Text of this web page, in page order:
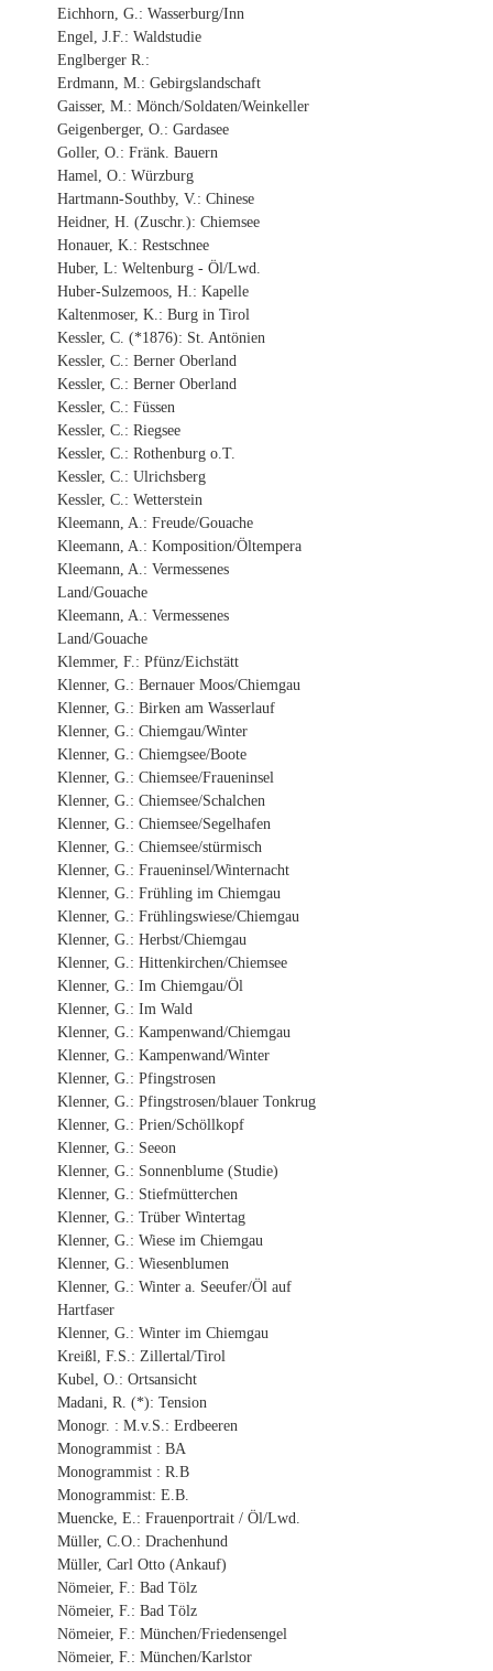
Eichhorn, G.: Wasserburg/Inn
Engel, J.F.: Waldstudie
Englberger R.:
Erdmann, M.: Gebirgslandschaft
Gaisser, M.: Mönch/Soldaten/Weinkeller
Geigenberger, O.: Gardasee
Goller, O.: Fränk. Bauern
Hamel, O.: Würzburg
Hartmann-Southby, V.: Chinese
Heidner, H. (Zuschr.): Chiemsee
Honauer, K.: Restschnee
Huber, L: Weltenburg - Öl/Lwd.
Huber-Sulzemoos, H.: Kapelle
Kaltenmoser, K.: Burg in Tirol
Kessler, C. (*1876): St. Antönien
Kessler, C.: Berner Oberland
Kessler, C.: Berner Oberland
Kessler, C.: Füssen
Kessler, C.: Riegsee
Kessler, C.: Rothenburg o.T.
Kessler, C.: Ulrichsberg
Kessler, C.: Wetterstein
Kleemann, A.: Freude/Gouache
Kleemann, A.: Komposition/Öltempera
Kleemann, A.: Vermessenes
Land/Gouache
Kleemann, A.: Vermessenes
Land/Gouache
Klemmer, F.: Pfünz/Eichstätt
Klenner, G.: Bernauer Moos/Chiemgau
Klenner, G.: Birken am Wasserlauf
Klenner, G.: Chiemgau/Winter
Klenner, G.: Chiemgsee/Boote
Klenner, G.: Chiemsee/Fraueninsel
Klenner, G.: Chiemsee/Schalchen
Klenner, G.: Chiemsee/Segelhafen
Klenner, G.: Chiemsee/stürmisch
Klenner, G.: Fraueninsel/Winternacht
Klenner, G.: Frühling im Chiemgau
Klenner, G.: Frühlingswiese/Chiemgau
Klenner, G.: Herbst/Chiemgau
Klenner, G.: Hittenkirchen/Chiemsee
Klenner, G.: Im Chiemgau/Öl
Klenner, G.: Im Wald
Klenner, G.: Kampenwand/Chiemgau
Klenner, G.: Kampenwand/Winter
Klenner, G.: Pfingstrosen
Klenner, G.: Pfingstrosen/blauer Tonkrug
Klenner, G.: Prien/Schöllkopf
Klenner, G.: Seeon
Klenner, G.: Sonnenblume (Studie)
Klenner, G.: Stiefmütterchen
Klenner, G.: Trüber Wintertag
Klenner, G.: Wiese im Chiemgau
Klenner, G.: Wiesenblumen
Klenner, G.: Winter a. Seeufer/Öl auf
Hartfaser
Klenner, G.: Winter im Chiemgau
Kreißl, F.S.: Zillertal/Tirol
Kubel, O.: Ortsansicht
Madani, R. (*): Tension
Monogr. : M.v.S.: Erdbeeren
Monogrammist : BA
Monogrammist : R.B
Monogrammist: E.B.
Muencke, E.: Frauenportrait / Öl/Lwd.
Müller, C.O.: Drachenhund
Müller, Carl Otto (Ankauf)
Nömeier, F.: Bad Tölz
Nömeier, F.: Bad Tölz
Nömeier, F.: München/Friedensengel
Nömeier, F.: München/Karlstor